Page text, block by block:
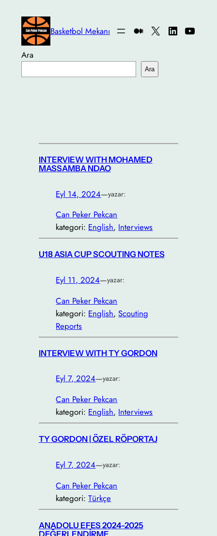
Basketbol Mekanı Medium
X LinkedIn
Ara
Ara
INTERVIEW WITH MOHAMED
MASSAMBA NDAO
Eyl 14, 2024—yazar:
Can Peker Pekcan
kategori: English, Interviews
U18 ASIA CUP SCOUTING NOTES
Eyl 11, 2024—yazar:
Can Peker Pekcan
kategori: English, Scouting
Reports
INTERVIEW WITH TY GORDON
Eyl 7, 2024—yazar:
Can Peker Pekcan
kategori: English, Interviews
TY GORDON | ÖZEL RÖPORTAJ
Eyl 7, 2024—yazar:
Can Peker Pekcan
kategori:Türkçe
ANADOLU EFES 2024-2025
DEĞERLENDİRME